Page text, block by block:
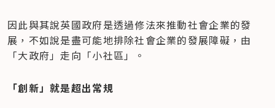
因此與其說英國政府是透過修法來推動社會企業的發
展，不如說是盡可能地排除社會企業的發展障礙，由
「大政府」走向「小社區」。
「創新」就是超出常規